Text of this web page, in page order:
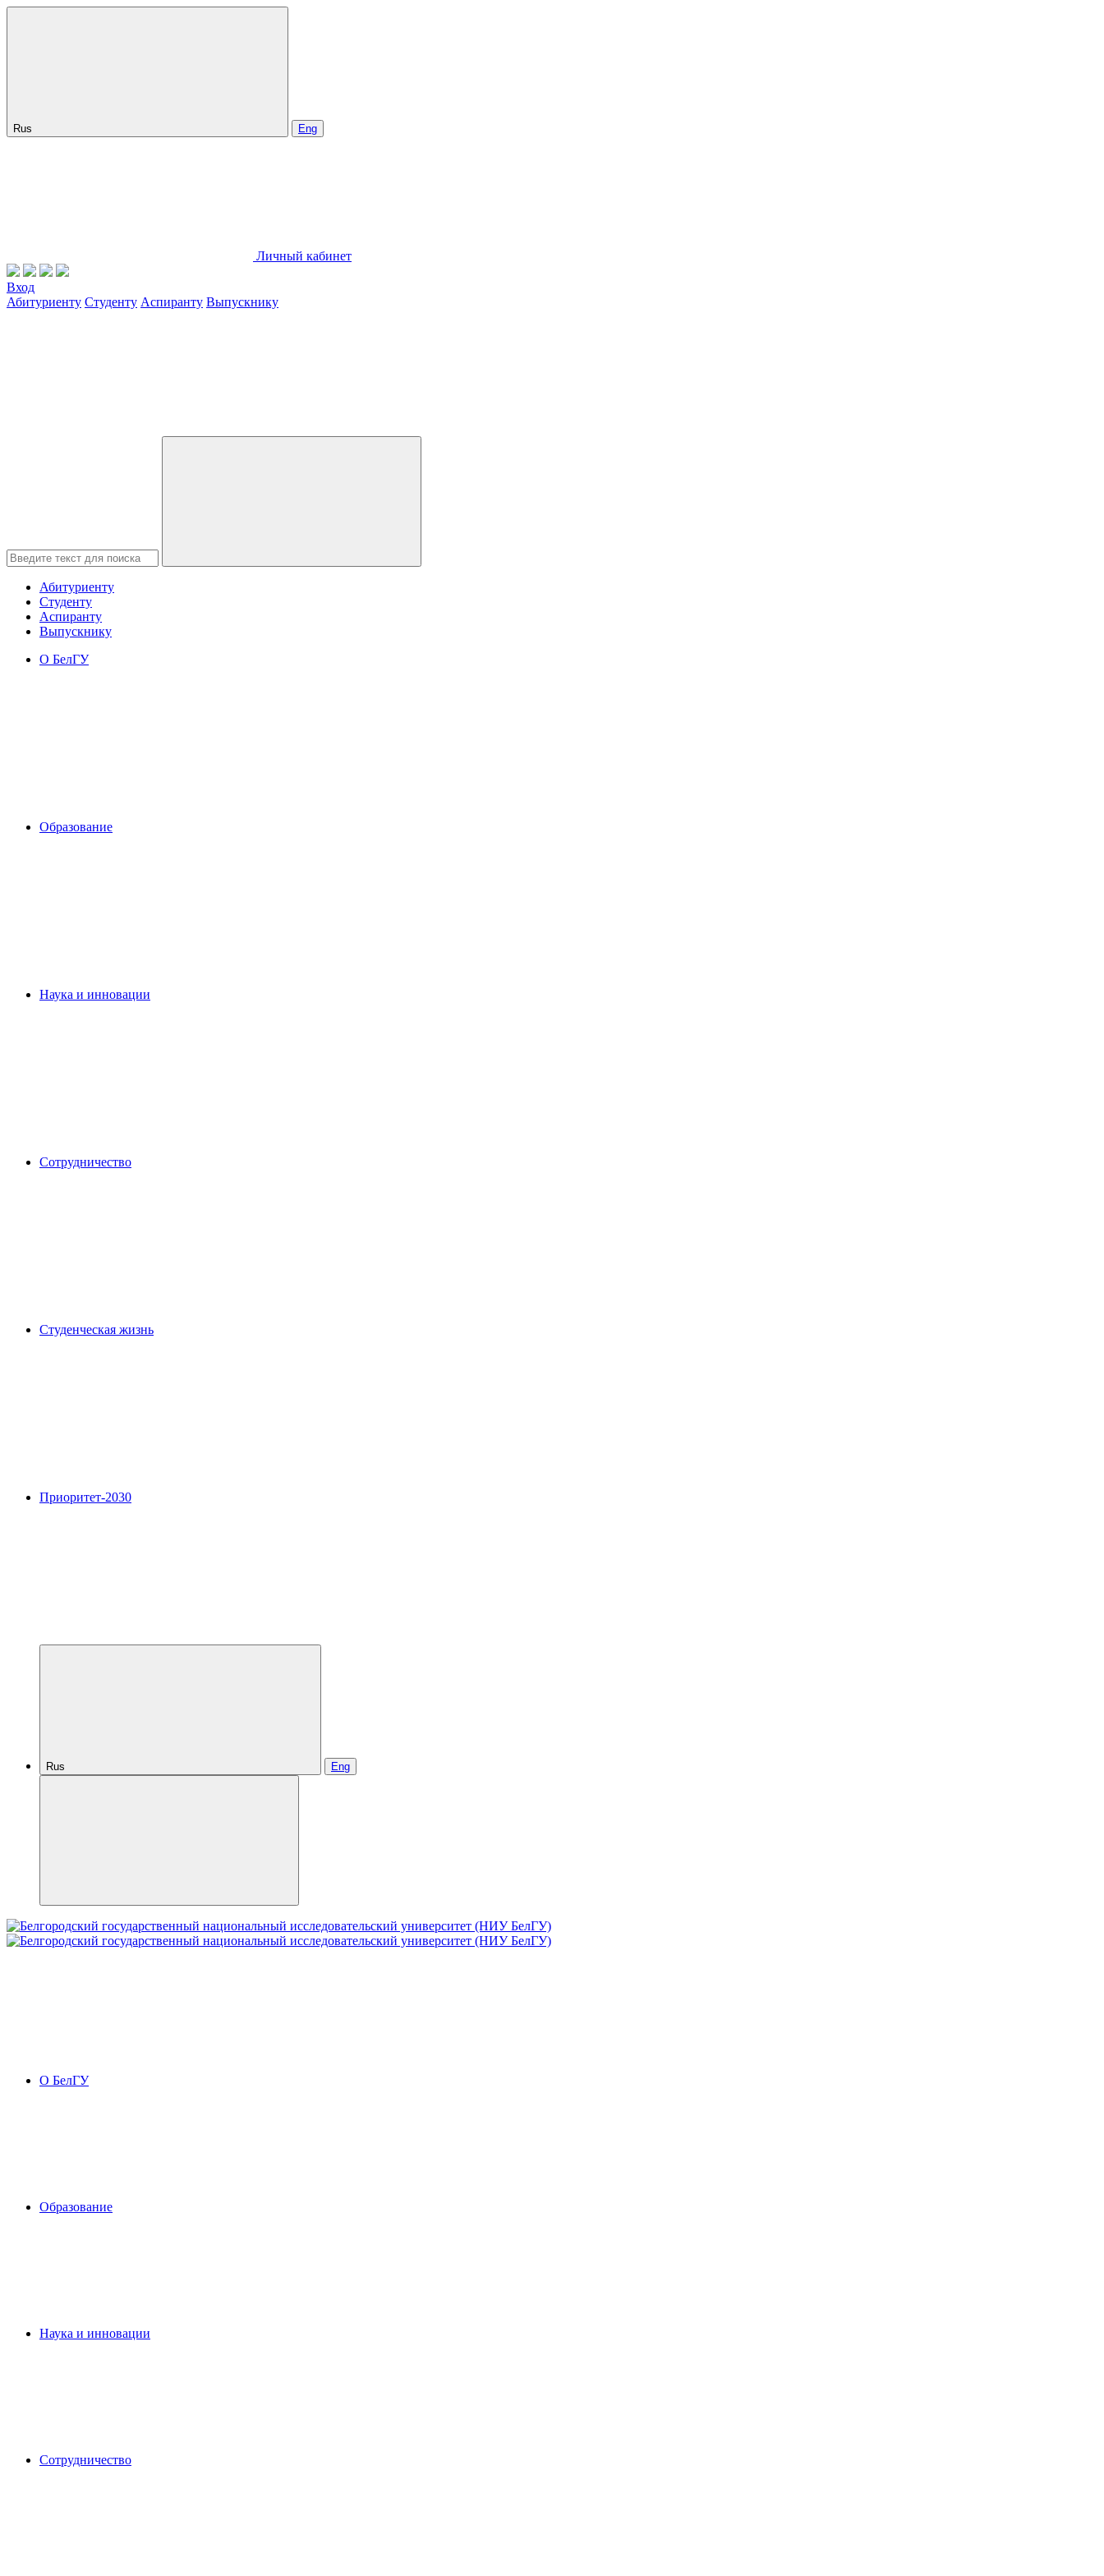
Rus Eng
Личный кабинет
Вход
Абитуриенту Студенту Аспиранту Выпускнику
Абитуриенту
Студенту
Аспиранту
Выпускнику
О БелГУ
Образование
Наука и инновации
Сотрудничество
Студенческая жизнь
Приоритет-2030
Rus Eng
О БелГУ
Образование
Наука и инновации
Сотрудничество